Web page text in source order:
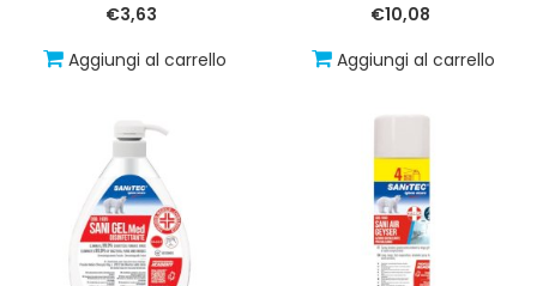
€3,63
Aggiungi al carrello
€10,08
Aggiungi al carrello